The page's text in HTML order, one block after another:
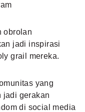
obrolan
jadi inspirasi
grail mereka.
yang
jadi gerakan
di social media